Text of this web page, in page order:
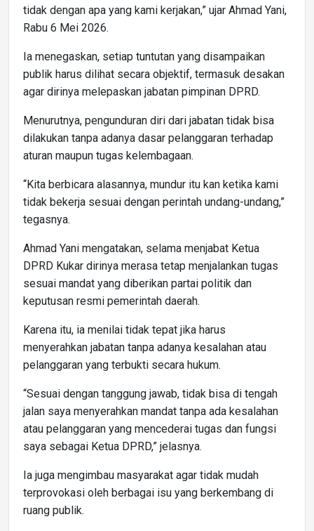
tidak dengan apa yang kami kerjakan,” ujar Ahmad Yani,
Rabu 6 Mei 2026.
Ia menegaskan, setiap tuntutan yang disampaikan
publik harus dilihat secara objektif, termasuk desakan
agar dirinya melepaskan jabatan pimpinan DPRD.
Menurutnya, pengunduran diri dari jabatan tidak bisa
dilakukan tanpa adanya dasar pelanggaran terhadap
aturan maupun tugas kelembagaan.
“Kita berbicara alasannya, mundur itu kan ketika kami
tidak bekerja sesuai dengan perintah undang-undang,”
tegasnya.
Ahmad Yani mengatakan, selama menjabat Ketua
DPRD Kukar dirinya merasa tetap menjalankan tugas
sesuai mandat yang diberikan partai politik dan
keputusan resmi pemerintah daerah.
Karena itu, ia menilai tidak tepat jika harus
menyerahkan jabatan tanpa adanya kesalahan atau
pelanggaran yang terbukti secara hukum.
“Sesuai dengan tanggung jawab, tidak bisa di tengah
jalan saya menyerahkan mandat tanpa ada kesalahan
atau pelanggaran yang mencederai tugas dan fungsi
saya sebagai Ketua DPRD,” jelasnya.
Ia juga mengimbau masyarakat agar tidak mudah
terprovokasi oleh berbagai isu yang berkembang di
ruang publik.